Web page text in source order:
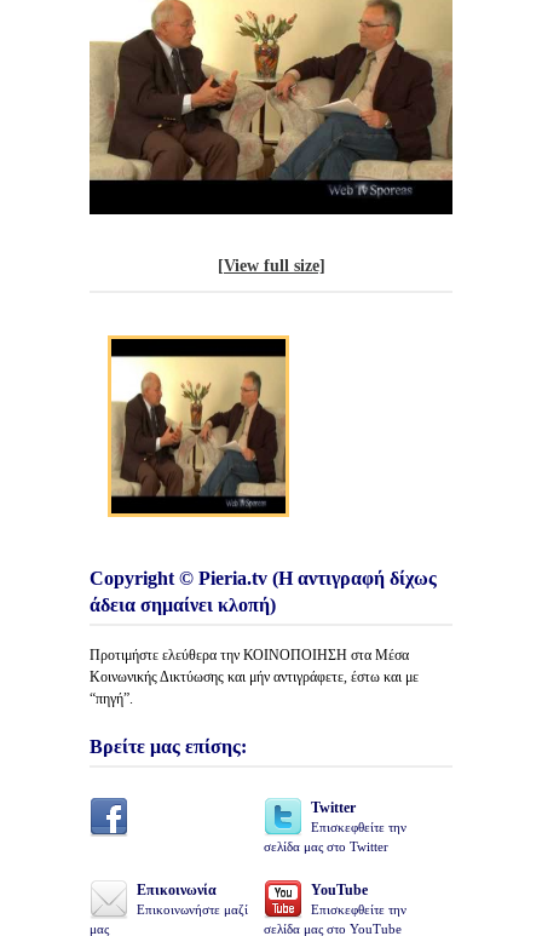
[View full size]
Copyright © Pieria.tv (Η αντιγραφή δίχως
άδεια σημαίνει κλοπή)
Προτιμήστε ελεύθερα την ΚΟΙΝΟΠΟΙΗΣΗ στα Μέσα
Κοινωνικής Δικτύωσης και μήν αντιγράφετε, έστω και με
“πηγή”.
Βρείτε μας επίσης:
Twitter
Επισκεφθείτε την
σελίδα μας στο Twitter
Επικοινωνία
Επικοινωνήστε μαζί
μας
YouTube
Επισκεφθείτε την
σελίδα μας στο YouTube